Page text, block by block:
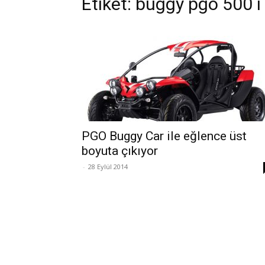
PGO Buggy Car ile eğlence üst
boyuta çıkıyor
- 28 Eylül 2014